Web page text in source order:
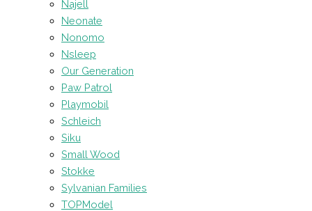
Najell
Neonate
Nonomo
Nsleep
Our Generation
Paw Patrol
Playmobil
Schleich
Siku
Small Wood
Stokke
Sylvanian Families
TOPModel